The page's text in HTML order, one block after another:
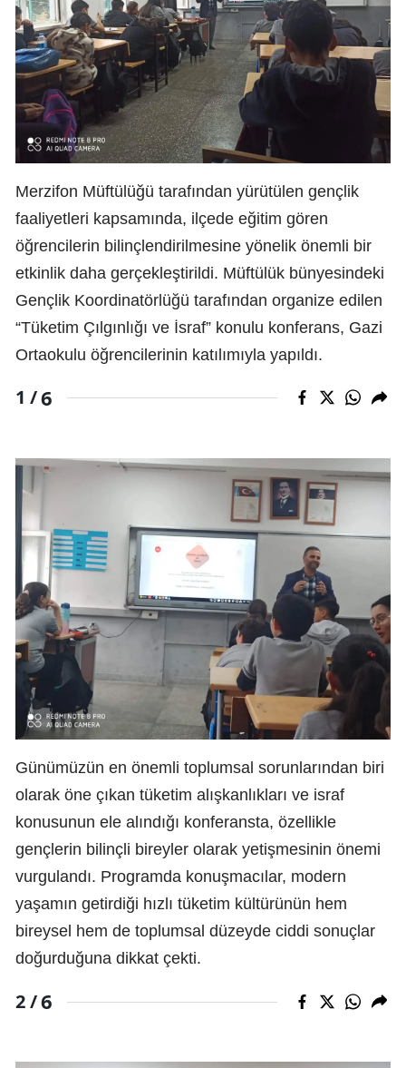
Merzifon Müftülüğü tarafından yürütülen gençlik
faaliyetleri kapsamında, ilçede eğitim gören
öğrencilerin bilinçlendirilmesine yönelik önemli bir
etkinlik daha gerçekleştirildi. Müftülük bünyesindeki
Gençlik Koordinatörlüğü tarafından organize edilen
“Tüketim Çılgınlığı ve İsraf” konulu konferans, Gazi
Ortaokulu öğrencilerinin katılımıyla yapıldı.
1 /6
Günümüzün en önemli toplumsal sorunlarından biri
olarak öne çıkan tüketim alışkanlıkları ve israf
konusunun ele alındığı konferansta, özellikle
gençlerin bilinçli bireyler olarak yetişmesinin önemi
vurgulandı. Programda konuşmacılar, modern
yaşamın getirdiği hızlı tüketim kültürünün hem
bireysel hem de toplumsal düzeyde ciddi sonuçlar
doğurduğuna dikkat çekti.
2 /6